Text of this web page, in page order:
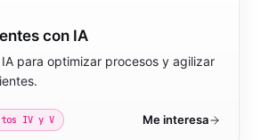
con IA
para optimizar procesos y agilizar
IV y V Me interesa